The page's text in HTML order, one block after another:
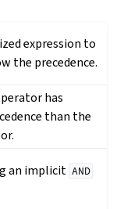
expression to
the precedence.
has
than the
an implicit AND